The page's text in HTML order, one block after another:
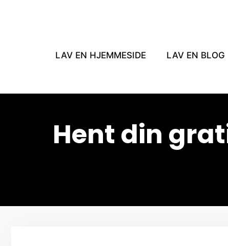
LAV EN HJEMMESIDE LAV EN BLOG
Hent din